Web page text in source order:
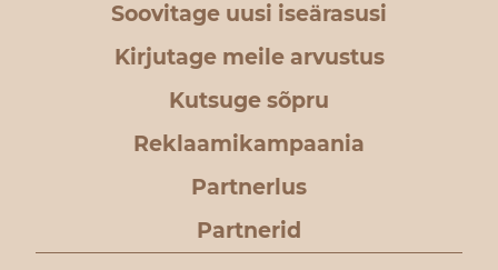
Soovitage uusi iseärasusi
Kirjutage meile arvustus
Kutsuge sõpru
Reklaamikampaania
Partnerlus
Partnerid